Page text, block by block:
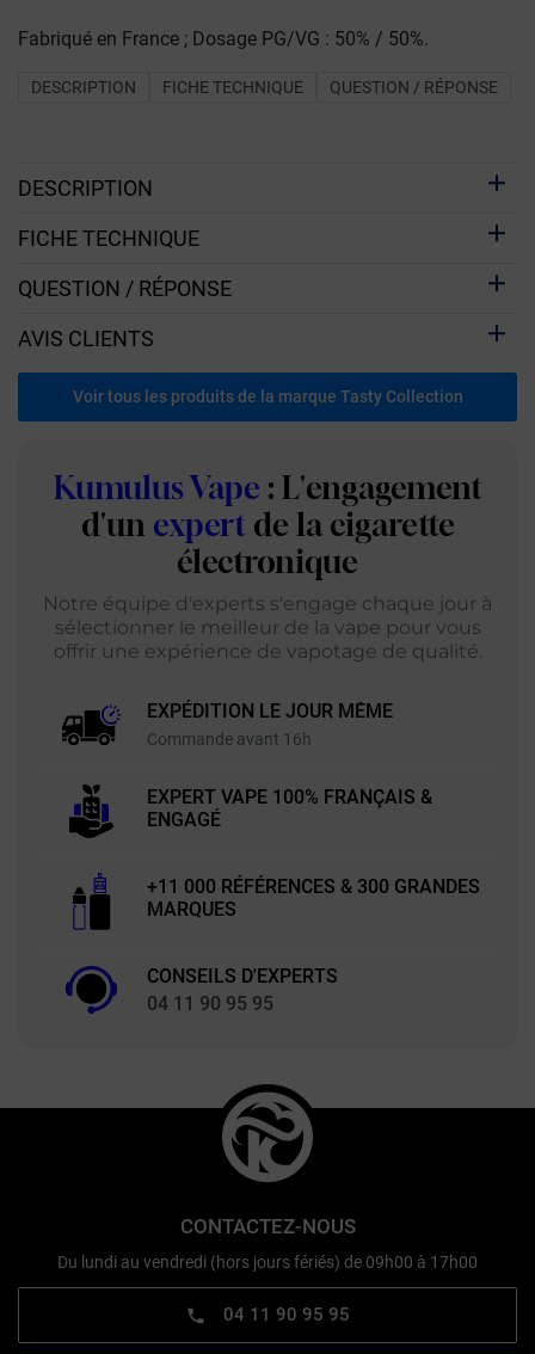
Fabriqué en France ; Dosage PG/VG : 50% / 50%.
DESCRIPTION FICHE TECHNIQUE QUESTION / RÉPONSE
DESCRIPTION
FICHE TECHNIQUE
QUESTION / RÉPONSE
AVIS CLIENTS
Voir tous les produits de la marque Tasty Collection
Kumulus Vape : L'engagement
d'un expert de la cigarette
électronique
Notre équipe d'experts s'engage chaque jour à
sélectionner le meilleur de la vape pour vous
offrir une expérience de vapotage de qualité.
EXPÉDITION LE JOUR MÊME
Commande avant 16h
EXPERT VAPE 100% FRANÇAIS &
ENGAGÉ
+11 000 RÉFÉRENCES & 300 GRANDES
MARQUES
CONSEILS D'EXPERTS
04 11 90 95 95
CONTACTEZ-NOUS
Du lundi au vendredi (hors jours fériés) de 09h00 à 17h00
04 11 90 95 95